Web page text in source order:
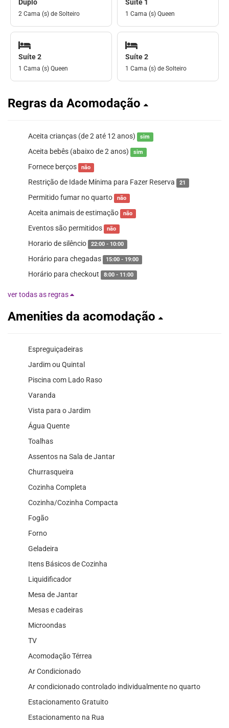
Duplo
2 Cama (s) de Solteiro
Suíte 1
1 Cama (s) Queen
Suíte 2
1 Cama (s) Queen
Suíte 2
1 Cama (s) de Solteiro
Regras da Acomodação
Aceita crianças (de 2 até 12 anos) sim
Aceita bebês (abaixo de 2 anos) sim
Fornece berços não
Restrição de Idade Mínima para Fazer Reserva 21
Permitido fumar no quarto não
Aceita animais de estimação não
Eventos são permitidos não
Horario de silêncio 22:00 - 10:00
Horário para chegadas 15:00 - 19:00
Horário para checkout 8:00 - 11:00
ver todas as regras
Amenities da acomodação
Espreguiçadeiras
Jardim ou Quintal
Piscina com Lado Raso
Varanda
Vista para o Jardim
Água Quente
Toalhas
Assentos na Sala de Jantar
Churrasqueira
Cozinha Completa
Cozinha/Cozinha Compacta
Fogão
Forno
Geladeira
Itens Básicos de Cozinha
Liquidificador
Mesa de Jantar
Mesas e cadeiras
Microondas
TV
Acomodação Térrea
Ar Condicionado
Ar condicionado controlado individualmente no quarto
Estacionamento Gratuito
Estacionamento na Rua